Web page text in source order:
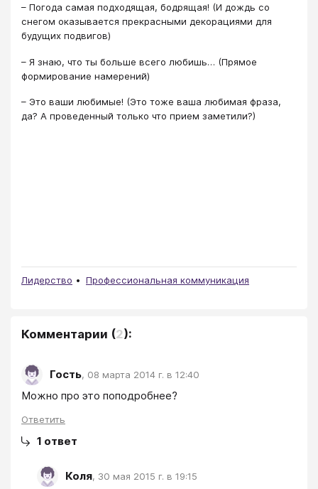
– Погода самая подходящая, бодрящая! (И дождь со
снегом оказывается прекрасными декорациями для
будущих подвигов)
– Я знаю, что ты больше всего любишь… (Прямое
формирование намерений)
– Это ваши любимые! (Это тоже ваша любимая фраза,
да? А проведенный только что прием заметили?)
Лидерство Профессиональная коммуникация
Комментарии (2):
Гость, 08 марта 2014 г. в 12:40
Можно про это поподробнее?
Ответить
1 ответ
Коля, 30 мая 2015 г. в 19:15